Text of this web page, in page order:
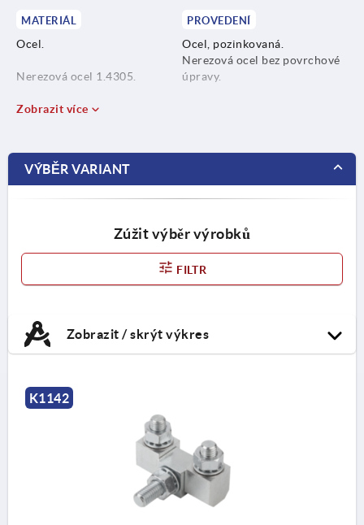
MATERIÁL
Ocel.
Nerezová ocel 1.4305.
Nerezová ocel A4 1.4401.
PROVEDENÍ
Ocel, pozinkovaná.
Nerezová ocel bez povrchové
úpravy.
Zobrazit více
VÝBĚR VARIANT
Zúžit výběr výrobků
FILTR
Zobrazit / skrýt výkres
K1142